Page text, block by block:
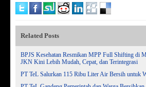
Related Posts
BPJS Kesehatan Resmikan MPP Full Shifting di
JKN Kini Lebih Mudah, Cepat, dan Terintegrasi
PT TeL Salurkan 115 Ribu Liter Air Bersih untuk